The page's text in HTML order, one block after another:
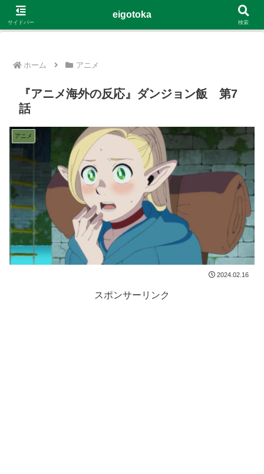
G-4Y8348WE8B
ホーム アニメ
『アニメ海外の反応』ダンジョン飯 第7
話
アニメ
2024.02.16
スポンサーリンク
サイドバー
eigotoka
検索